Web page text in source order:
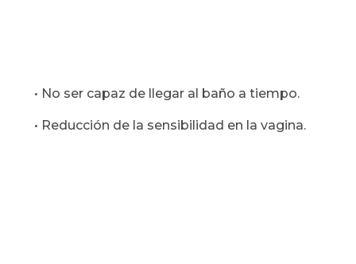
• No ser capaz de llegar al baño a tiempo.
• Reducción de la sensibilidad en la vagina.